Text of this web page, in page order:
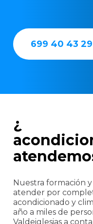
699 40 43 29
¿
Nuestra formación
atender por
acondicionado y
año a miles de
Valdeiglesias a